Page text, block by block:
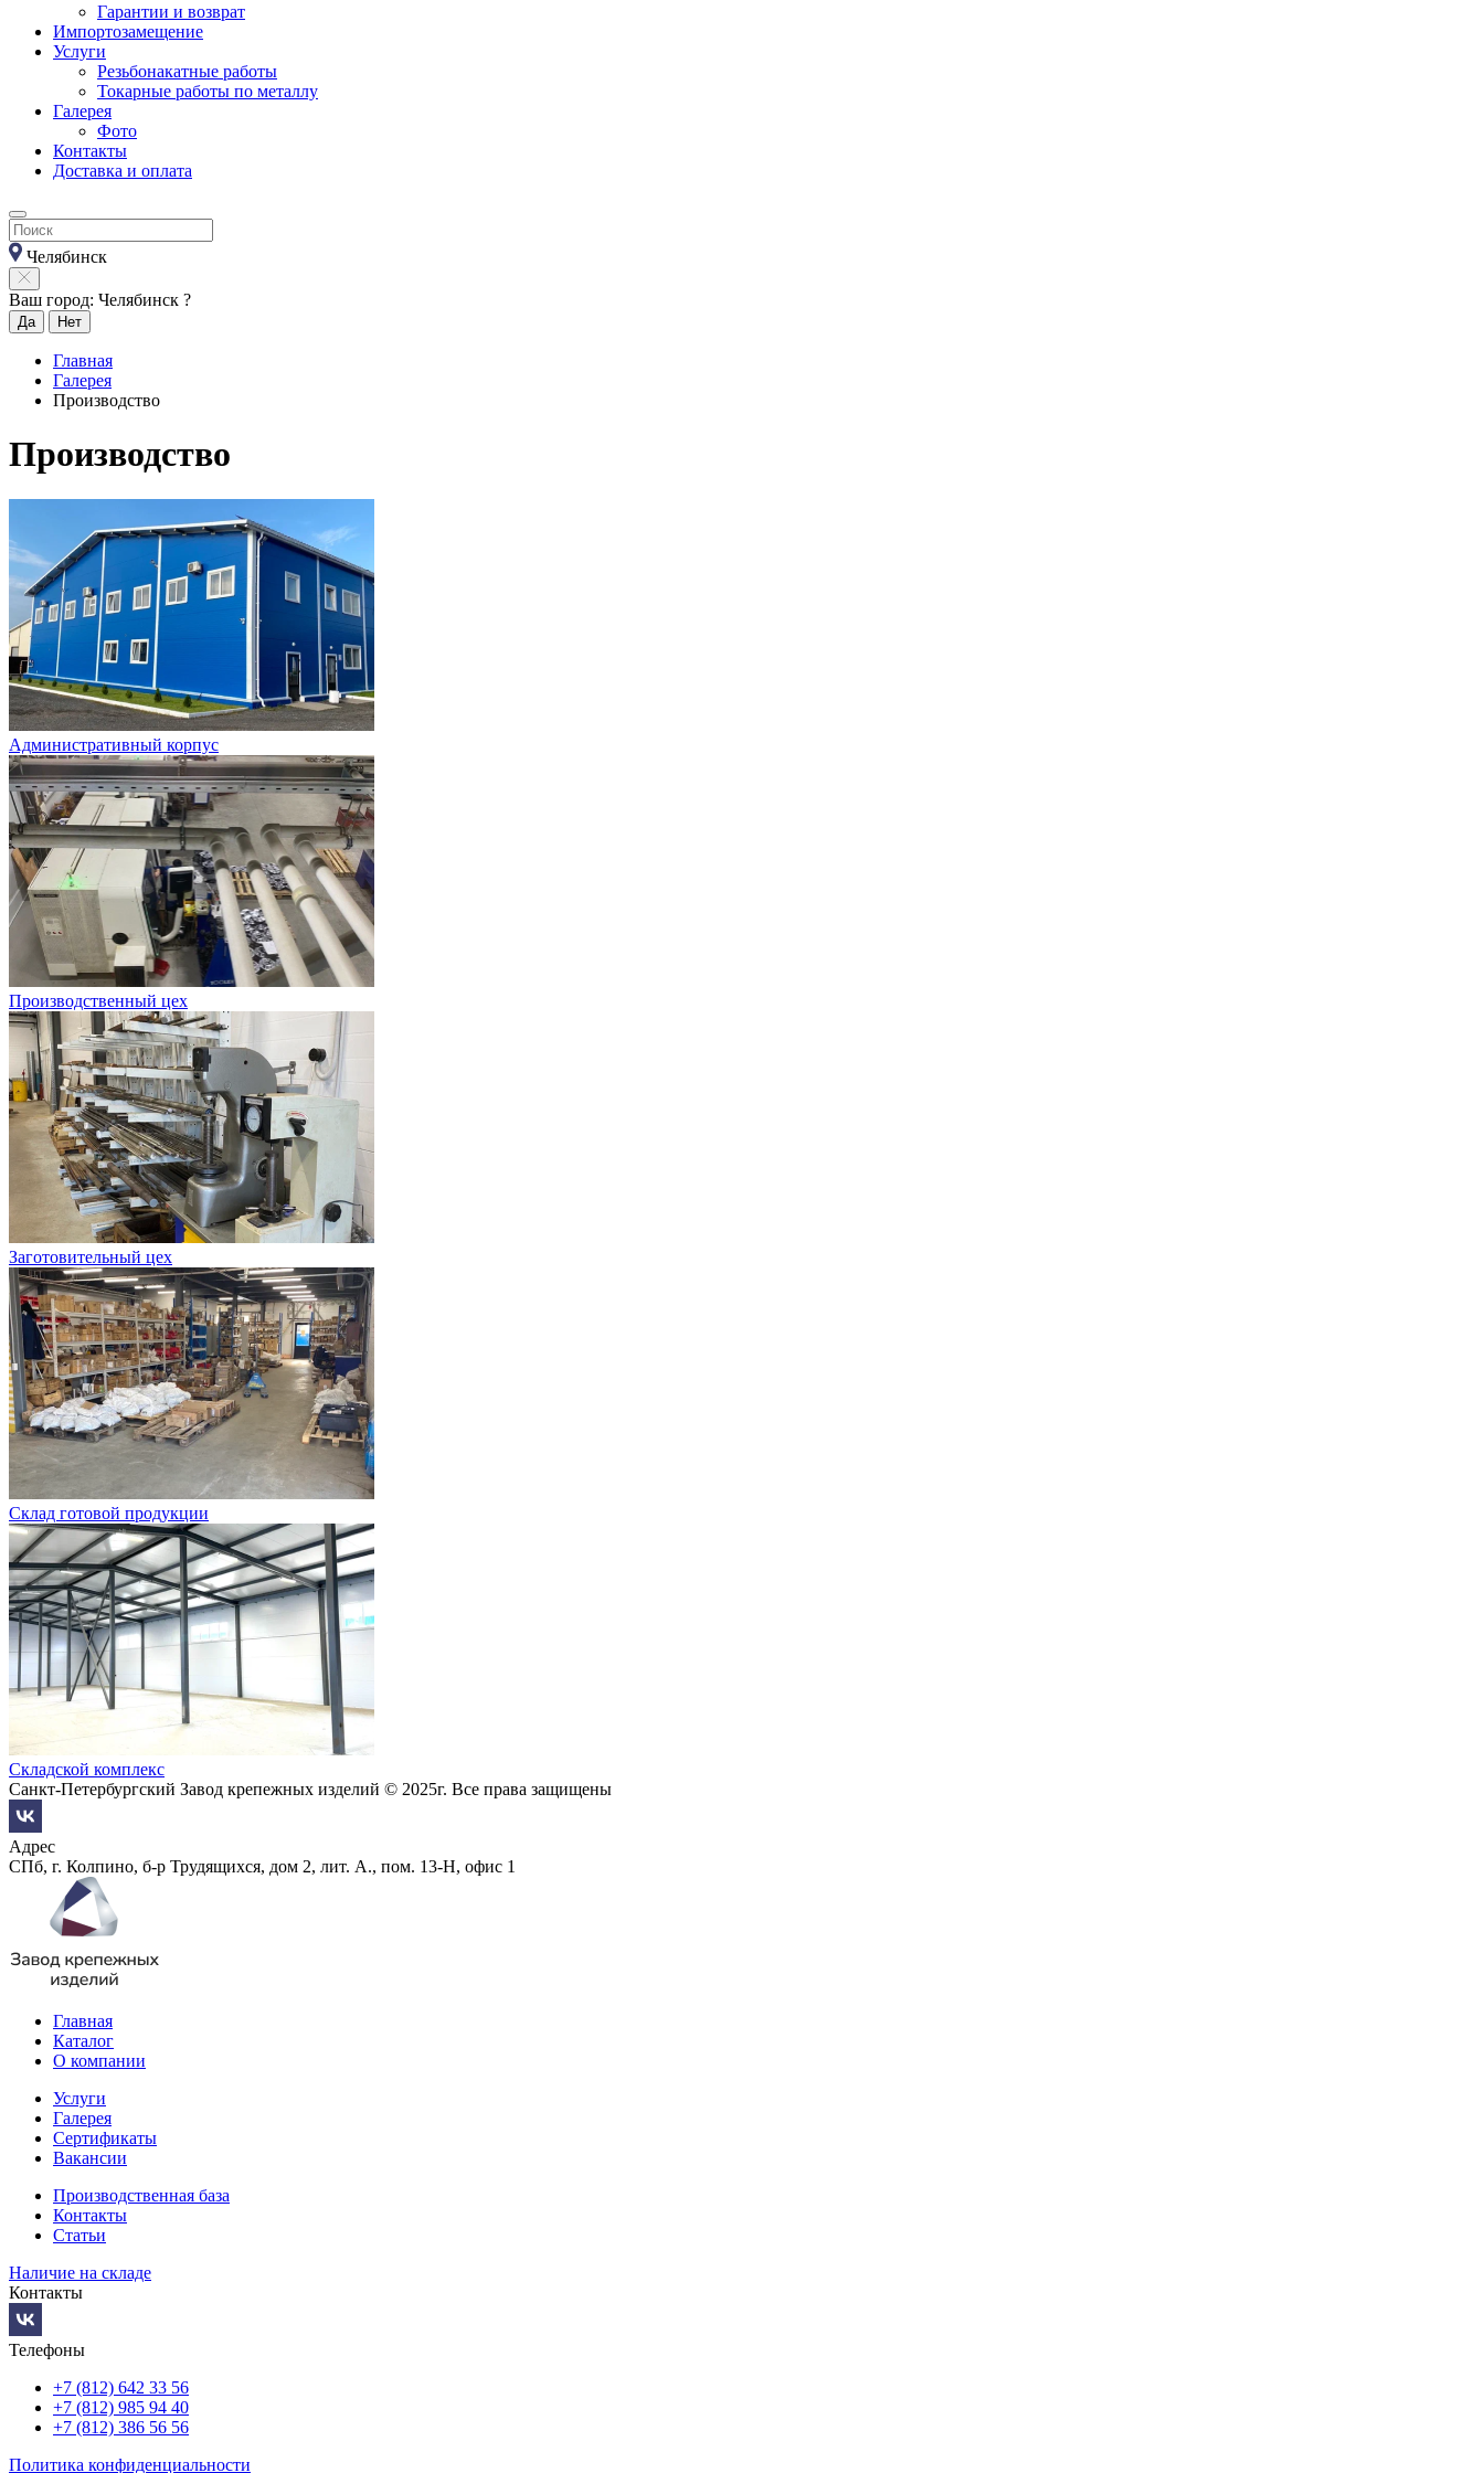
Гарантии и возврат
Импортозамещение
Услуги
Резьбонакатные работы
Токарные работы по металлу
Галерея
Фото
Контакты
Доставка и оплата
Челябинск
Ваш город: Челябинск ?
Да Нет
Главная
Галерея
Производство
Производство
Административный корпус
Производственный цех
Заготовительный цех
Склад готовой продукции
Складской комплекс
Санкт-Петербургский Завод крепежных изделий © 2025г. Все права защищены
Адрес
СПб, г. Колпино, б-р Трудящихся, дом 2, лит. А., пом. 13-Н, офис 1
Главная
Каталог
О компании
Услуги
Галерея
Сертификаты
Вакансии
Производственная база
Контакты
Статьи
Наличие на складе
Контакты
Телефоны
+7 (812) 642 33 56
+7 (812) 985 94 40
+7 (812) 386 56 56
Политика конфиденциальности